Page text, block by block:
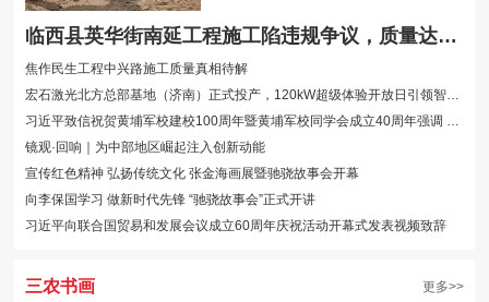
临西县英华街南延工程施工陷违规争议，质量达标成迷局
焦作民生工程中兴路施工质量真相待解
宏石激光北方总部基地（济南）正式投产，120kW超级体验开放日引领智能制造新篇···
习近平致信祝贺黄埔军校建校100周年暨黄埔军校同学会成立40周年强调 为同心共···
镜观·回响｜为中部地区崛起注入创新动能
宣传红色精神 弘扬传统文化 张金海画展暨驰骁故事会开幕
向李保国学习 做新时代先锋 “驰骁故事会”正式开讲
习近平向联合国贸易和发展会议成立60周年庆祝活动开幕式发表视频致辞
三农书画 更多>>